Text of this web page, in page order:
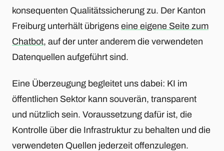
konsequenten Qualitätssicherung zu. Der Kanton
Freiburg unterhält übrigens eine eigene Seite zum
Chatbot, auf der unter anderem die verwendeten
Datenquellen aufgeführt sind.
Eine Überzeugung begleitet uns dabei: KI im
öffentlichen Sektor kann souverän, transparent
und nützlich sein. Voraussetzung dafür ist, die
Kontrolle über die Infrastruktur zu behalten und die
verwendeten Quellen jederzeit offenzulegen.